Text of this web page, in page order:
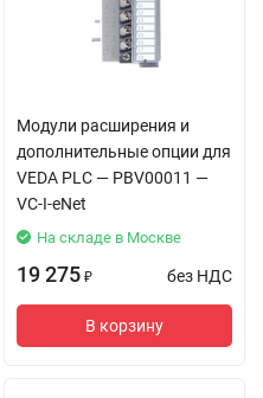
Модули расширения и
дополнительные опции для
VEDA PLC — PBV00011 —
VC-I-eNet
На складе в Москве
19 275 ₽ без НДС
В корзину